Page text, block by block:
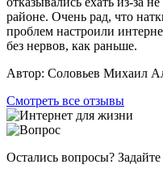
районе. Очень рад, что
проблем настроили
без нервов, как раньше.
Автор: Соловьев Михаил
Смотреть все отзывы
Остались вопросы?